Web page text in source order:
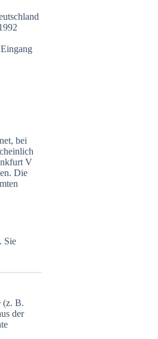
bei
V
Die
Sie
(z. B.
der